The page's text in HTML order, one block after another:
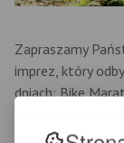
Zapraszamy
imprez, który
dniach: Bike